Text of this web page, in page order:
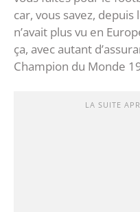
car, vous savez,
n’avait plus vu en
ça, avec autant
Champion du Monde
LA SUITE